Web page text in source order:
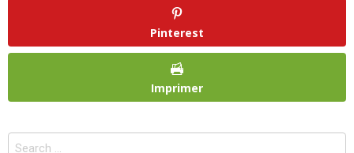
Pinterest
Imprimer
Search